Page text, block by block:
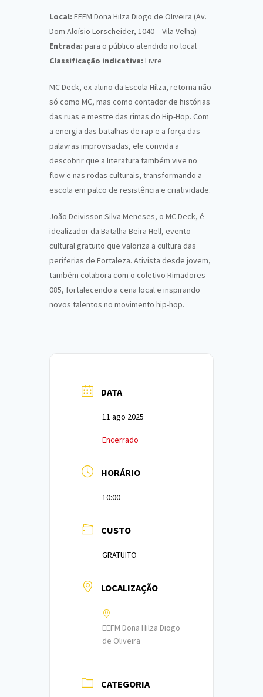
Local: EEFM Dona Hilza Diogo de Oliveira (Av.
Dom Aloísio Lorscheider, 1040 – Vila Velha)
Entrada: para o público atendido no local
Classificação indicativa: Livre
MC Deck, ex-aluno da Escola Hilza, retorna não
só como MC, mas como contador de histórias
das ruas e mestre das rimas do Hip-Hop. Com
a energia das batalhas de rap e a força das
palavras improvisadas, ele convida a
descobrir que a literatura também vive no
flow e nas rodas culturais, transformando a
escola em palco de resistência e criatividade.
João Deivisson Silva Meneses, o MC Deck, é
idealizador da Batalha Beira Hell, evento
cultural gratuito que valoriza a cultura das
periferias de Fortaleza. Ativista desde jovem,
também colabora com o coletivo Rimadores
085, fortalecendo a cena local e inspirando
novos talentos no movimento hip-hop.
DATA
11 ago 2025
Encerrado
HORÁRIO
10:00
CUSTO
GRATUITO
LOCALIZAÇÃO
EEFM Dona Hilza Diogo
de Oliveira
CATEGORIA